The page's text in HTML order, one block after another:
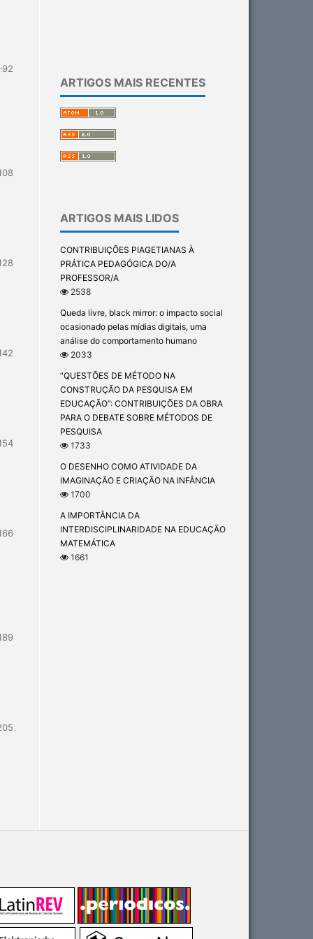
92
ARTIGOS MAIS RECENTES
ARTIGOS MAIS LIDOS
CONTRIBUIÇÕES PIAGETIANAS À
PRÁTICA PEDAGÓGICA DO/A
PROFESSOR/A
2538
Queda livre, black mirror: o impacto social
ocasionado pelas mídias digitais, uma
análise do comportamento humano
2033
“QUESTÕES DE MÉTODO NA
CONSTRUÇÃO DA PESQUISA EM
EDUCAÇÃO”: CONTRIBUIÇÕES DA OBRA
PARA O DEBATE SOBRE MÉTODOS DE
PESQUISA
1733
O DESENHO COMO ATIVIDADE DA
IMAGINAÇÃO E CRIAÇÃO NA INFÂNCIA
1700
A IMPORTÂNCIA DA
INTERDISCIPLINARIDADE NA EDUCAÇÃO
MATEMÁTICA
1661